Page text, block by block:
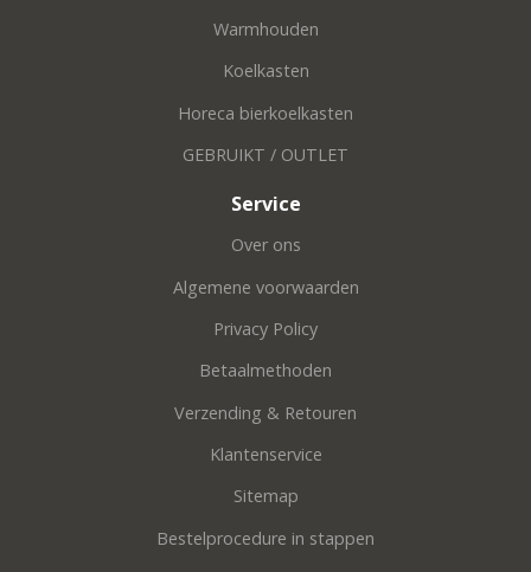
Warmhouden
Koelkasten
Horeca bierkoelkasten
GEBRUIKT / OUTLET
Service
Over ons
Algemene voorwaarden
Privacy Policy
Betaalmethoden
Verzending & Retouren
Klantenservice
Sitemap
Bestelprocedure in stappen